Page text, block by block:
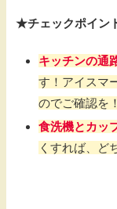
★チェックポイン
キッチンの通
す！アイスマ
のでご確認を
食洗機とカッ
くすれば、ど